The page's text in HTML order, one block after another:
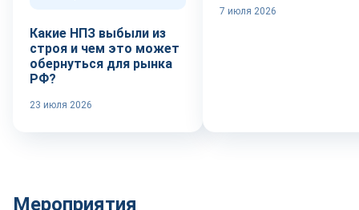
Какие НПЗ выбыли из
строя и чем это может
обернуться для рынка
РФ?
23 июля 2026
7 июля 2026
Мероприятия